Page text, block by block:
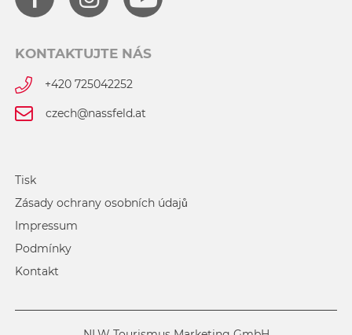
KONTAKTUJTE NÁS
+420 725042252
czech@nassfeld.at
Tisk
Zásady ochrany osobních údajů
Impressum
Podmínky
Kontakt